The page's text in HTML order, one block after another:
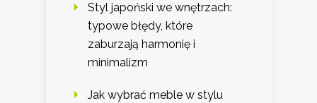
Styl japoński we wnętrzach:
typowe błędy, które
zaburzają harmonię i
minimalizm
Jak wybrać meble w stylu